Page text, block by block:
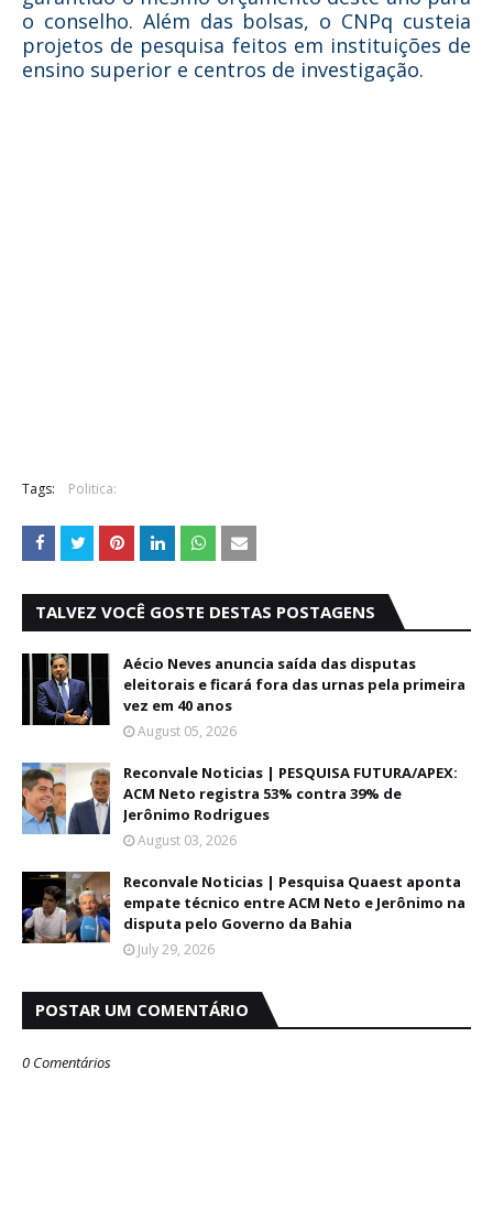
o conselho. Além das bolsas, o CNPq custeia
projetos de pesquisa feitos em instituições de
ensino superior e centros de investigação.
Tags: Politica:
TALVEZ VOCÊ GOSTE DESTAS POSTAGENS
Aécio Neves anuncia saída das disputas
eleitorais e ficará fora das urnas pela primeira
vez em 40 anos
August 05, 2026
Reconvale Noticias | PESQUISA FUTURA/APEX:
ACM Neto registra 53% contra 39% de
Jerônimo Rodrigues
August 03, 2026
Reconvale Noticias | Pesquisa Quaest aponta
empate técnico entre ACM Neto e Jerônimo na
disputa pelo Governo da Bahia
July 29, 2026
POSTAR UM COMENTÁRIO
0 Comentários